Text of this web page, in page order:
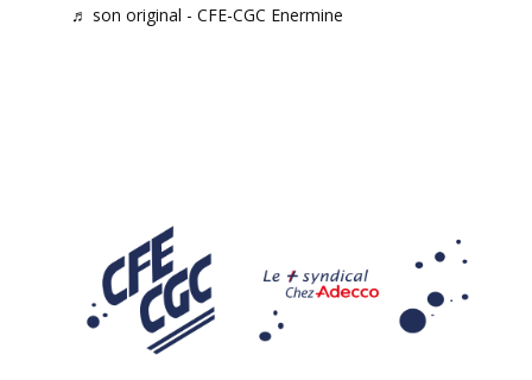
♬ son original - CFE-CGC Enermine